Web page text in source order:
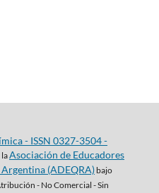
- ISSN 0327-3504 -
Asociación de Educadores
(ADEQRA)bajo
- No Comercial - Sin